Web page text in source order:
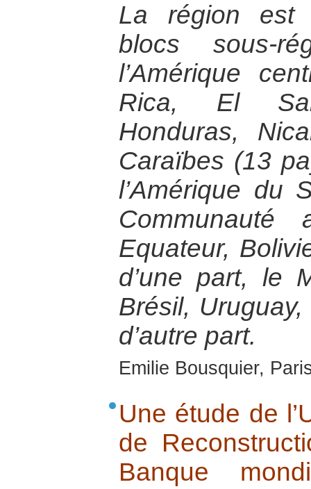
La région est
blocs sous-
l’Amérique
Rica, El
Honduras,
Caraïbes (13
l’Amérique du
Communauté
Equateur,
d’une part, le
Brésil,
d’autre part.
Emilie Bousquier,
Une étude de
de
Banque